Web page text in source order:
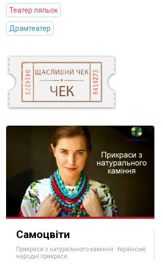
Театер ляльок
Драмтеатер
Самоцвіти
Прикраси з натурального каміння. Українські
народні прикраси.